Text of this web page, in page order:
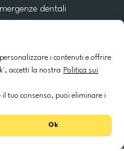
i contenuti e offrire
accetti la nostra Politica sui
tuo consenso, puoi eliminare i
Ok
dentali
orale
dentale
i diritti riservati.
Polska